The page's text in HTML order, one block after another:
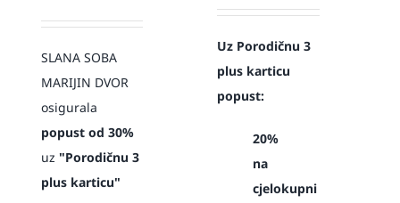
SLANA SOBA
MARIJIN DVOR
osigurala
popust od 30%
uz "Porodičnu 3
plus karticu"
Uz Porodičnu 3
plus karticu
popust:
20%
na
cjelokupni